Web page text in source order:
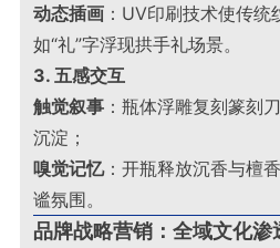
动态插画 ：UV印刷技术使传统
如“礼”字浮现拱手礼场景。
3. 五感交互
触觉叙事 ：瓶体浮雕复刻篆刻
沉淀；
嗅觉记忆：开瓶释放沉香与檀
谧氛围。
品牌战略营销：全域文化渗